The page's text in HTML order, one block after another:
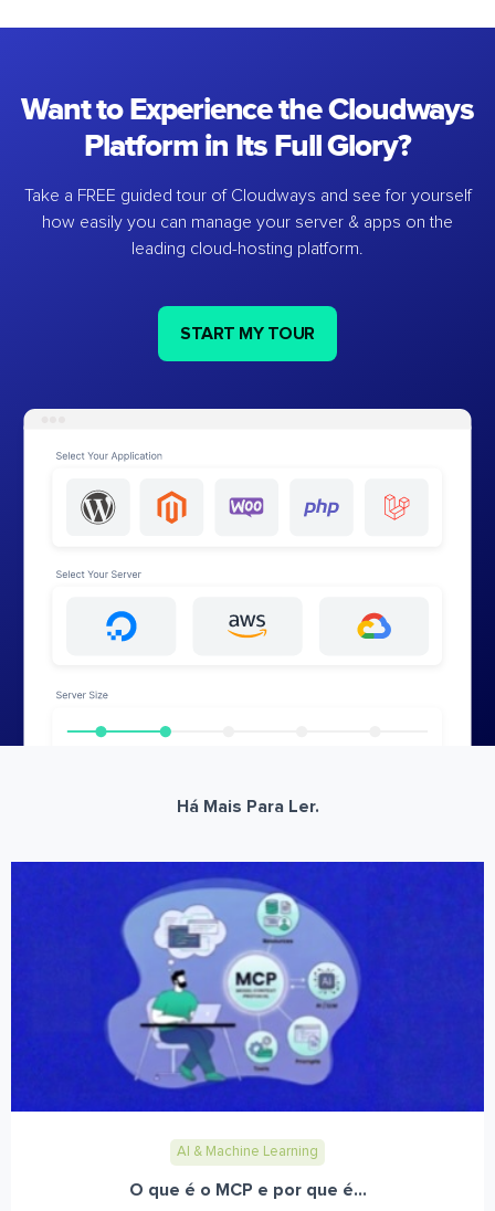
Want to Experience the Cloudways
Platform in Its Full Glory?
Take a FREE guided tour of Cloudways and see for yourself
how easily you can manage your server & apps on the
leading cloud-hosting platform.
START MY TOUR
Há Mais Para Ler.
AI & Machine Learning
O que é o MCP e por que é...